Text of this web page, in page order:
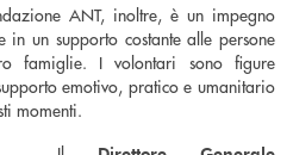
ANT, inoltre, è un impegno
in un supporto costante alle persone
famiglie. I volontari sono figure
emotivo, pratico e umanitario
momenti.